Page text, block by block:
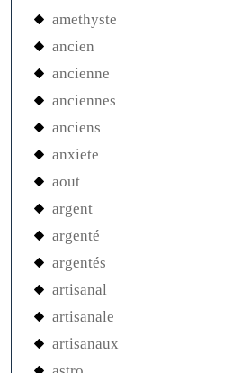
amethyste
ancien
ancienne
anciennes
anciens
anxiete
aout
argent
argenté
argentés
artisanal
artisanale
artisanaux